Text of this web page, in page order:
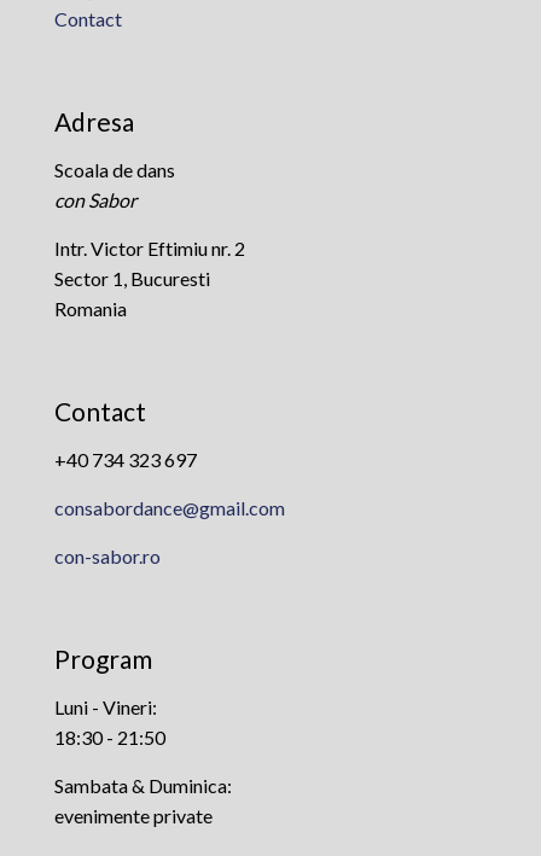
Contact
Adresa
Scoala de dans
con Sabor
Intr. Victor Eftimiu nr. 2
Sector 1, Bucuresti
Romania
Contact
+40 734 323 697
consabordance@gmail.com
con-sabor.ro
Program
Luni - Vineri:
18:30 - 21:50
Sambata & Duminica:
evenimente private